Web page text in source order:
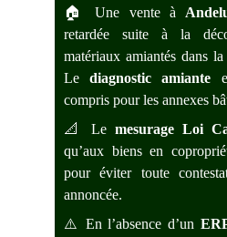
🏠 Une vente à
retardée suite à la
matériaux amiantés dans
Lediagnostic amiante
compris pour les annexes
📐 Le mesurage Loi
qu’aux biens en
pour éviter toute
annoncée.
⚠️ En l’absence d’un